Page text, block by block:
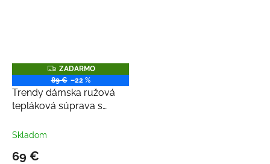
Z
A
D
A
R
M
ZADARMO
89 € –22 %
Trendy dámska ružová
tepláková súprava s
Skladom
69 €